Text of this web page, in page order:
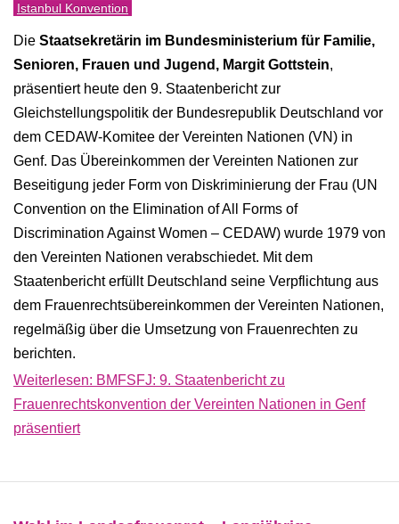
Istanbul Konvention
Die Staatsekretärin im Bundesministerium für Familie,
Senioren, Frauen und Jugend, Margit Gottstein,
präsentiert heute den 9. Staatenbericht zur
Gleichstellungspolitik der Bundesrepublik Deutschland vor
dem CEDAW-Komitee der Vereinten Nationen (VN) in
Genf. Das Übereinkommen der Vereinten Nationen zur
Beseitigung jeder Form von Diskriminierung der Frau (UN
Convention on the Elimination of All Forms of
Discrimination Against Women – CEDAW) wurde 1979 von
den Vereinten Nationen verabschiedet. Mit dem
Staatenbericht erfüllt Deutschland seine Verpflichtung aus
dem Frauenrechtsübereinkommen der Vereinten Nationen,
regelmäßig über die Umsetzung von Frauenrechten zu
berichten.
Weiterlesen: BMFSFJ: 9. Staatenbericht zu
Frauenrechtskonvention der Vereinten Nationen in Genf
präsentiert